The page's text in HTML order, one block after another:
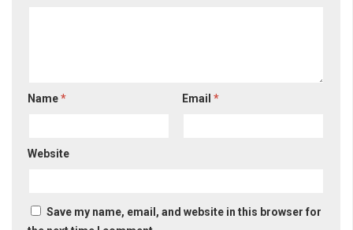
Name* Email*
Website
Save my name, email, and website in this browser for